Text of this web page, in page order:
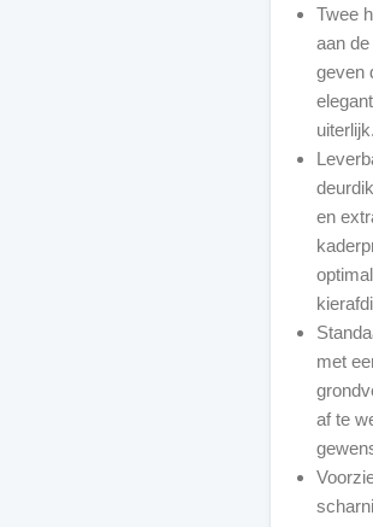
Twee
aan
geven
uiterlijk.
en
met
af te